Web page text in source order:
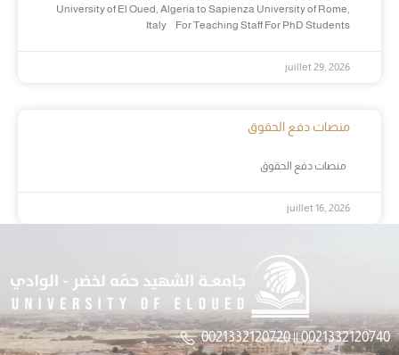
University of El Oued, Algeria to Sapienza University of Rome,
Italy For Teaching Staff For PhD Students
juillet 29, 2026
منصات دفع الحقوق
juillet 16, 2026
0021332120720 || 0021332120740